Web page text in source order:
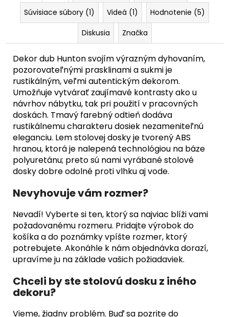
Súvisiace súbory (1)
Videá (1)
Hodnotenie (5)
Diskusia
Značka
Dekor dub Hunton svojím výrazným dyhovaním,
pozorovateľnými prasklinami a sukmi je
rustikálným, veľmi autentickým dekorom.
Umožňuje vytvárať zaujímavé kontrasty ako u
návrhov nábytku, tak pri použití v pracovných
doskách. Tmavý farebný odtieň dodáva
rustikálnemu charakteru dosiek nezameniteľnú
eleganciu. Lem stolovej dosky je tvorený ABS
hranou, ktorá je nalepená technológiou na báze
polyuretánu; preto sú nami vyrábané stolové
dosky dobre odolné proti vlhku aj vode.
Nevyhovuje vám rozmer?
Nevadí! Vyberte si ten, ktorý sa najviac blíži vami
požadovanému rozmeru. Pridajte výrobok do
košíka a do poznámky vpíšte rozmer, ktorý
potrebujete. Akonáhle k nám objednávka dorazí,
upravíme ju na základe vašich požiadaviek.
Chceli by ste stolovú dosku z iného
dekoru?
Vieme, žiadny problém. Buď sa pozrite do